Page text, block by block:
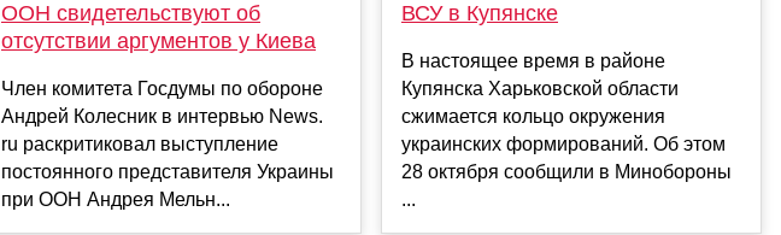
ООН свидетельствуют об
отсутствии аргументов у Киева
Член комитета Госдумы по обороне
Андрей Колесник в интервью News.
ru раскритиковал выступление
постоянного представителя Украины
при ООН Андрея Мельн...
ВСУ в Купянске
В настоящее время в районе
Купянска Харьковской области
сжимается кольцо окружения
украинских формирований. Об этом
28 октября сообщили в Минобороны
...